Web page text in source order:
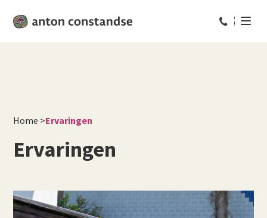
Bel ons op:
Home >Ervaringen
Ervaringen